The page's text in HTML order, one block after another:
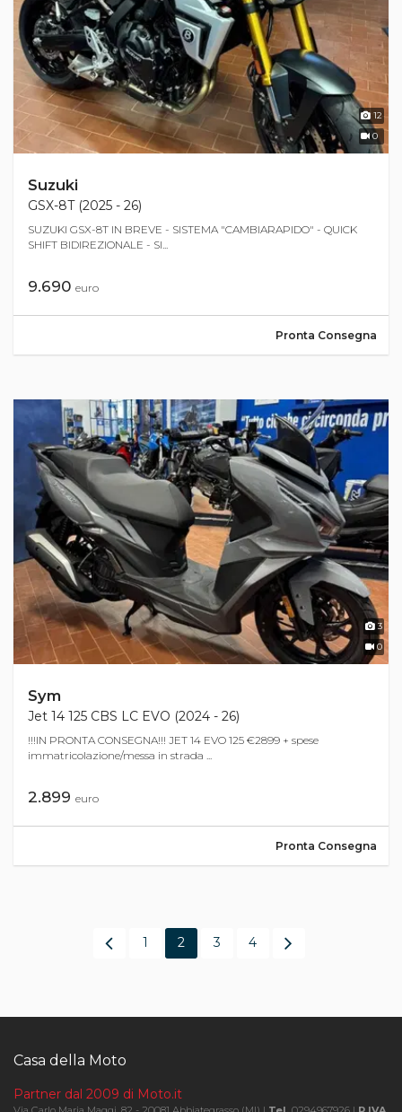
12
0
Suzuki
GSX-8T (2025 - 26)
SUZUKI GSX-8T IN BREVE - SISTEMA "CAMBIARAPIDO" - QUICK
SHIFT BIDIREZIONALE - SI...
9.690 euro
Pronta Consegna
3
0
Sym
Jet 14 125 CBS LC EVO (2024 - 26)
!!!IN PRONTA CONSEGNA!!! JET 14 EVO 125 €2899 + spese
immatricolazione/messa in strada ...
2.899 euro
Pronta Consegna
1 2 3 4
Casa della Moto
Partner dal 2009 di Moto.it